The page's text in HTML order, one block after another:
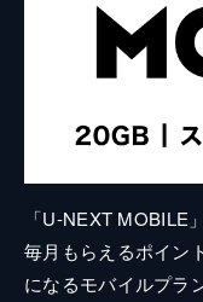
「U-NEXT MOBILE
毎月もらえるポイン
になるモバイルプラ